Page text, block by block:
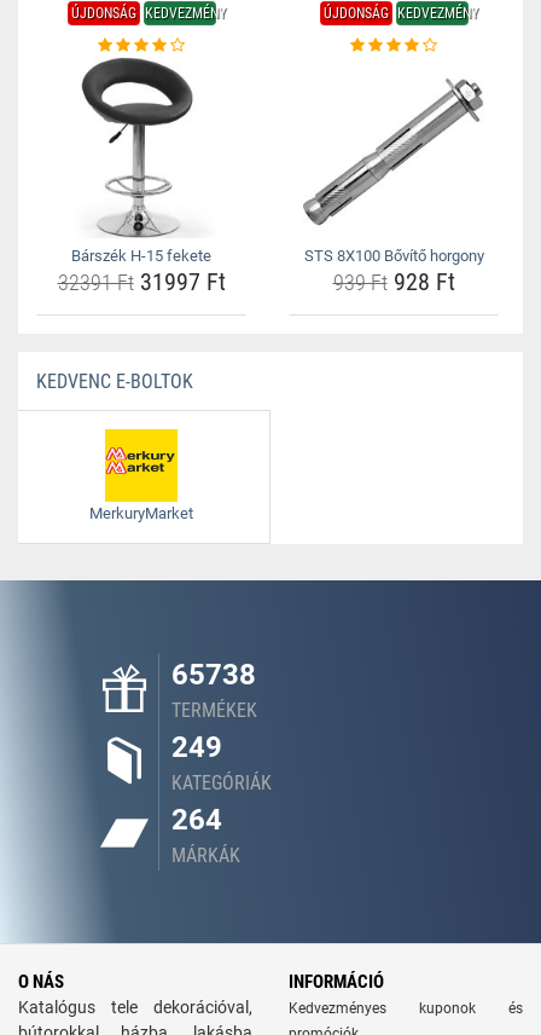
ÚJDONSÁG KEDVEZMÉNY
Bárszék H-15 fekete
32391 Ft31997 Ft
ÚJDONSÁG KEDVEZMÉNY
STS 8X100 Bővítő horgony
939 Ft928 Ft
KEDVENC E-BOLTOK
MerkuryMarket
65738
TERMÉKEK
249
KATEGÓRIÁK
264
MÁRKÁK
O NÁS
Katalógus tele dekorációval,
INFORMÁCIÓ
Kedvezményes kuponok és